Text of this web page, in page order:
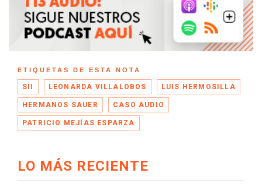
ETIQUETAS DE ESTA NOTA
SII LEONARDA VILLALOBOS LUIS HERMOSILLA
HERMANOS SAUER CASO AUDIO
PATRICIO MEJÍAS ESPARZA
LO MÁS RECIENTE